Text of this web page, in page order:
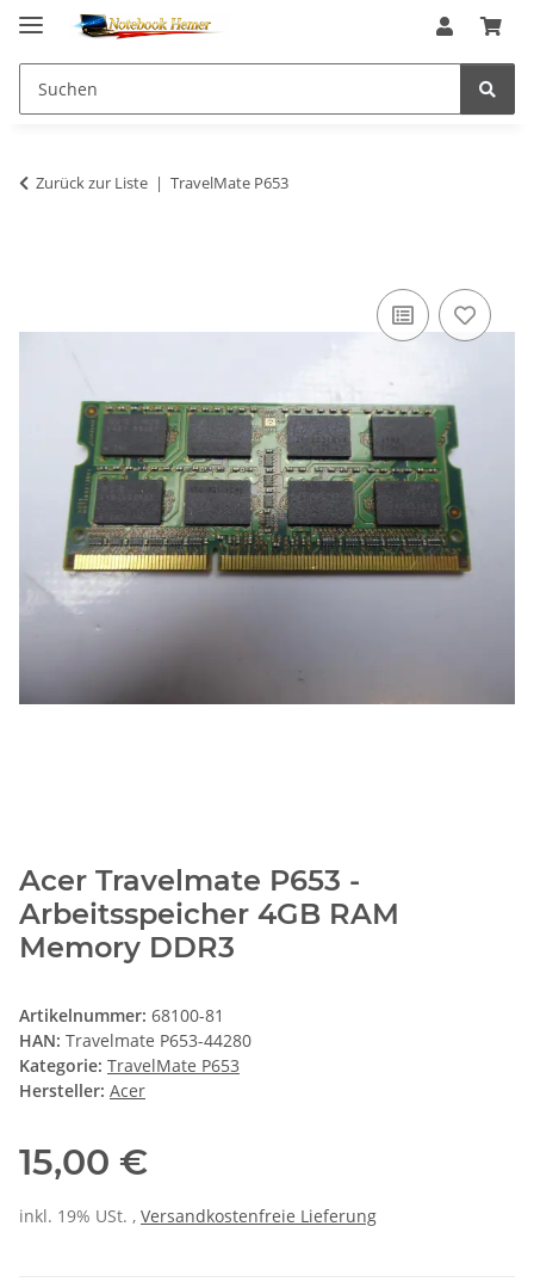
Zurück zur Liste TravelMate P653
Acer Travelmate P653 -
Arbeitsspeicher 4GB RAM
Memory DDR3
Artikelnummer: 68100-81
HAN: Travelmate P653-44280
Kategorie: TravelMate P653
Hersteller: Acer
15,00 €
inkl. 19% USt. , Versandkostenfreie Lieferung